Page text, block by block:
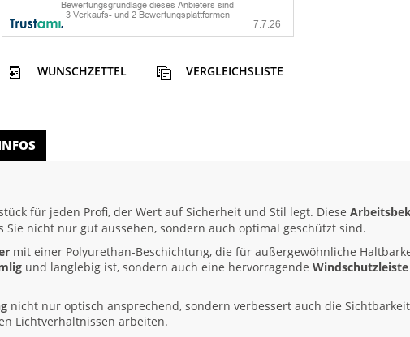
WUNSCHZETTEL VERGLEICHSLISTE
für jeden Profi, der Wert auf Sicherheit und Stil legt. Diese
nicht nur gut aussehen, sondern auch optimal geschützt sind.
mit einer Polyurethan-Beschichtung, die für außergewöhnliche
und langlebig ist, sondern auch eine hervorragende
nicht nur optisch ansprechend, sondern verbessert auch die
Lichtverhältnissen arbeiten.